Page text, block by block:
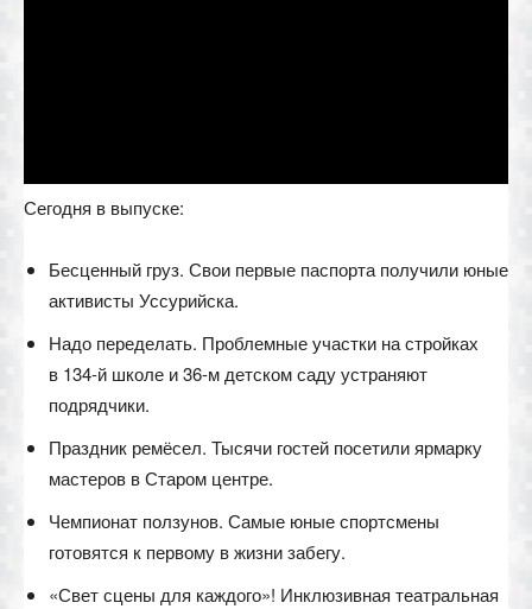
Сегодня в выпуске:
Бесценный груз. Свои первые паспорта получили юные
активисты Уссурийска.
Надо переделать. Проблемные участки на стройках
в 134-й школе и 36-м детском саду устраняют
подрядчики.
Праздник ремёсел. Тысячи гостей посетили ярмарку
мастеров в Старом центре.
Чемпионат ползунов. Самые юные спортсмены
готовятся к первому в жизни забегу.
«Свет сцены для каждого»! Инклюзивная театральная